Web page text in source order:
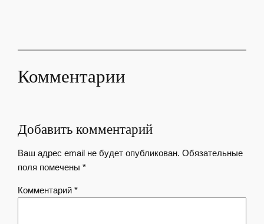
Комментарии
Добавить комментарий
Ваш адрес email не будет опубликован. Обязательные
поля помечены*
Комментарий*